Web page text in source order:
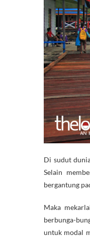
Di sudut
Selain
bergantung
Maka
berbunga-
untuk modal